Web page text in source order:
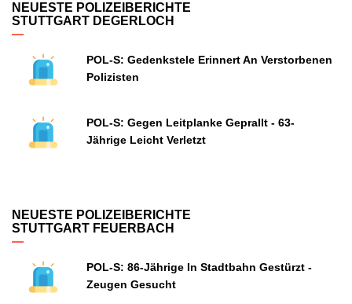
NEUESTE POLIZEIBERICHTE
STUTTGART DEGERLOCH
POL-S: Gedenkstele Erinnert An Verstorbenen
Polizisten
POL-S: Gegen Leitplanke Geprallt - 63-
Jährige Leicht Verletzt
NEUESTE POLIZEIBERICHTE
STUTTGART FEUERBACH
POL-S: 86-Jährige In Stadtbahn Gestürzt -
Zeugen Gesucht